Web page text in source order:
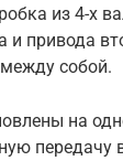
из 4-х
и привода
собой.
на
передачу